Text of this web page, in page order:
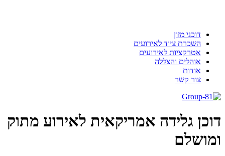
דוכני מזון
השכרת ציוד לאירועים
אטרקציות לאירועים
אוהלים והצללה
אודות
צור קשר
דוכן גלידה אמריקאית לאירוע מתוק
ומושלם